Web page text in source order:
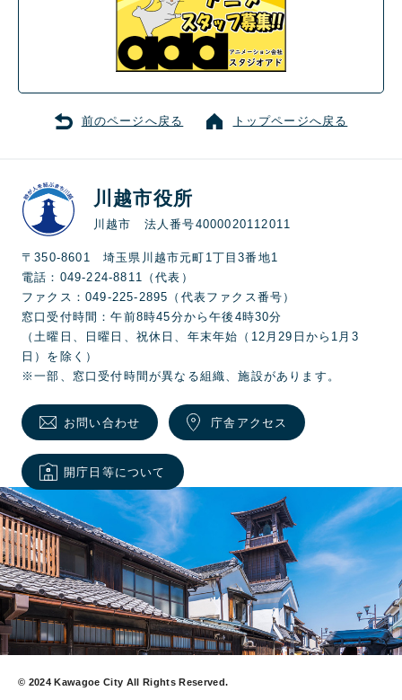
前のページへ戻る トップページへ戻る
川越市役所
川越市 法人番号4000020112011
〒350-8601 埼玉県川越市元町1丁目3番地1
電話：049-224-8811（代表）
ファクス：049-225-2895（代表ファクス番号）
窓口受付時間：午前8時45分から午後4時30分
（土曜日、日曜日、祝休日、年末年始（12月29日から1月3
日）を除く）
※一部、窓口受付時間が異なる組織、施設があります。
お問い合わせ 庁舎アクセス
開庁日等について
© 2024 Kawagoe City All Rights Reserved.